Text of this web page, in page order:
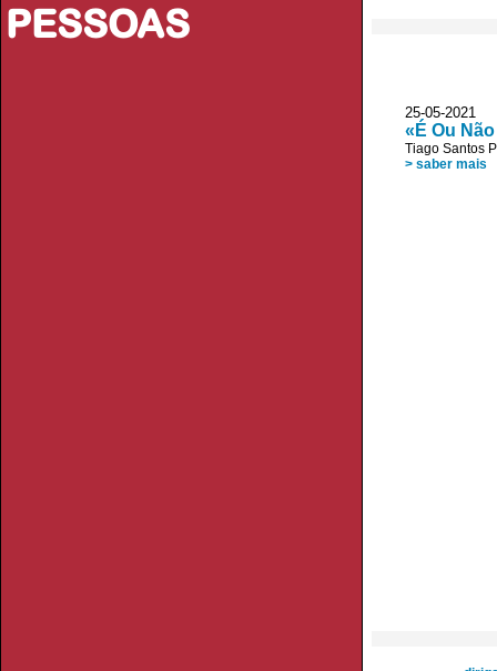
PESSOAS
25-05-
«É Ou
Tiago Santos
> saber mais